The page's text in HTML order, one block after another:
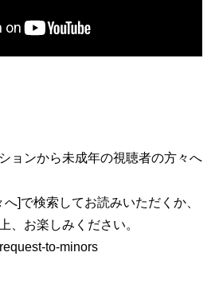
ョンから未成年の視聴者の方々へ
]で検索してお読みいただくか、
、お楽しみください。
to-minors